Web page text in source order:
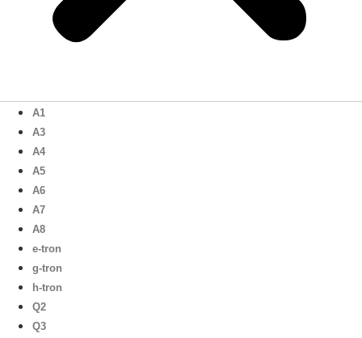
A1
A3
A4
A5
A6
A7
A8
e-tron
g-tron
h-tron
Q2
Q3